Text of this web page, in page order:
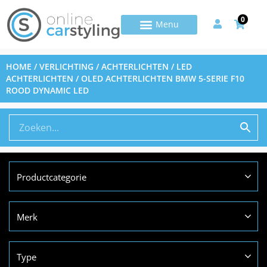
0
HOME /VERLICHTING /ACHTERLICHTEN / LED
ACHTERLICHTEN / OLED ACHTERLICHTEN BMW 5-SERIE F10
ROOD DYNAMIC LED
Productcategorie
Merk
Type